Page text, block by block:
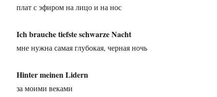
плат с эфиром на лицо и на нос
Ich brauche tiefste schwarze Nacht
мне нужна самая глубокая, черная ночь
Hinter meinen Lidern
за моими веками